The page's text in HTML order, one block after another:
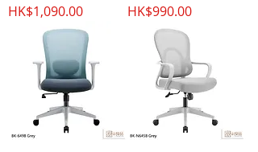
價格
HK$1,090.00 價格
HK$990.00